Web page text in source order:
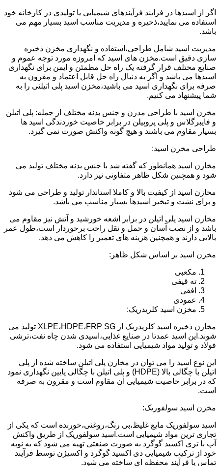
اگر از اسیدها در فرایند فرآیندهای شیمیایی یا تولیدی در کارخانه خود
استفاده می نمایید،ذخیره و مدیریت مناسب اسید بسیار مهم می
باشد.
مدیریت اسید شامل طراحی،استفاده و نگهداری مخزن ذخیره
سازی دقیق است.مخزن های اسید که امروزه مورد توجه عموم و
صنایع مختلف قرار گرفته یک راه حل مطمئن و ایمن برای نگهداری
اسیدها می باشد و اگر به دنبال راه حل قابل اعتماد و مقرون به
صرفه برای نگهداری اسید می باشید،مخزن اسید پلی اتیلنی را به
شما پیشنهاد می کنیم.
مخزن اسید با طراحی مدرن و جنس بدنه مختلف از جمله: پلی اتیلن
و فایبرگلاس و پلی پروپیلن در برابر خاصیت خوردندگی اسید ها
بسیار مقاوم می باشند و هیچ گونه واکنش صورت نمی گیرد.
طراحی مخزن اسید:
مخازن اسید همانطور که گفته شد با جنس بدنه مختلف تولید می
شود و همچنین شکل ظاهر متفاوتی نیز دارد.
مخازن اسید از کیفیت بالا و کاملا استاندار تولید و طراحی می شود
و برای نشت و تبخیر اسیدها بسیار مناسب می باشد.
مخازن اسید پلی اتیلن در برابر اشعه خورشید و آتش نیز مقاوم می
باشد و از نصب آسان و حمل و نقل راحت برخوردار است،طول عمر
بالایی دارند و همچنین هزینه های تعمیر را کاهش می دهد.
مخزن اسید بر اساس شکل ظاهر:
مکعبی
ته قیفی
افقی
عمودی
مخزن اسید کلریدریک:
مخازن ذخیره اسید کلریدریک از XLPE،HDPE،FRP SG تولید می
شوند.این اسید عمدتا در صنایع غذایی،اسیدی شدن چاه نفت،ترشی
فولاد و تولید مواد شیمیایی استفاده می شود.
این نوع اسید را می توان در مخازن پلی اتیلن ساخته شده از پلی
اتیلن با چگالی بالا (HDPE) و پلی اتیلن با چگالی پایین نگهداری نمود
که در برابر خاصیت شیمیایی ان مقاوم است و مقرون به صرفه
است.
مخزن اسید سولفوریک:
اسید سولفوریک مایع غلیظ،بی رنگ،روغنی،خورنده است که یکی از
تجاری ترین مواد شیمیایی است.اسید سولفوریک از طریق واکنش
آب با تری اکسید گوگرد به صورت صنعتی تهیه می شود که به نوبه
خود از ترکیب شیمیایی دی اکسید گوگرد و اکسیژن توسط فرآیند
تماس یا فرآیند محفظه ای ساخته می شود.